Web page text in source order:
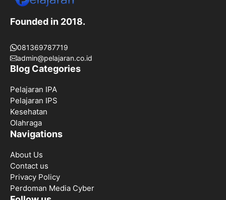
Founded in 2018.
081369787719
admin@pelajaran.co.id
Blog Categories
Pelajaran IPA
Pelajaran IPS
Kesehatan
Olahraga
Navigations
About Us
Contact us
Privacy Policy
Perdoman Media Cyber